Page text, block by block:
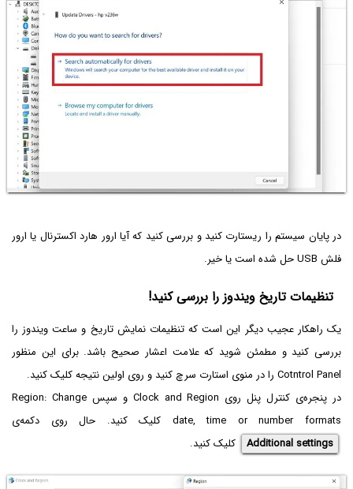
در پایان سیستم را ریستارت کنید و بررسی کنید که آیا ارور هارد اکسترنال یا ارور
فلش USB حل شده است یا خیر.
تنظیمات تاریخ ویندوز را بررسی کنید!
یک راهکار عجیب دیگر این است که تنظیمات نمایش تاریخ و ساعت ویندوز را
بررسی کنید و مطمئن شوید که علامت اعشار صحیح باشد. برای این منظور
Cotntrol Panel را در منوی استارت سرچ کنید و روی اولین نتیجه کلیک کنید.
در پنجره‌ی کنترل پنل روی Clock and Region و سپس Region: Change
date, time or number formats کلیک کنید. حال روی دکمه‌ی
Additional settings
کلیک کنید.